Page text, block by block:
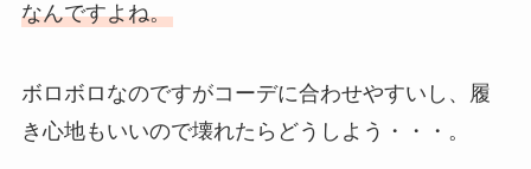
なんですよね。
ボロボロなのですがコーデに合わせやすいし、履
き心地もいいので壊れたらどうしよう・・・。